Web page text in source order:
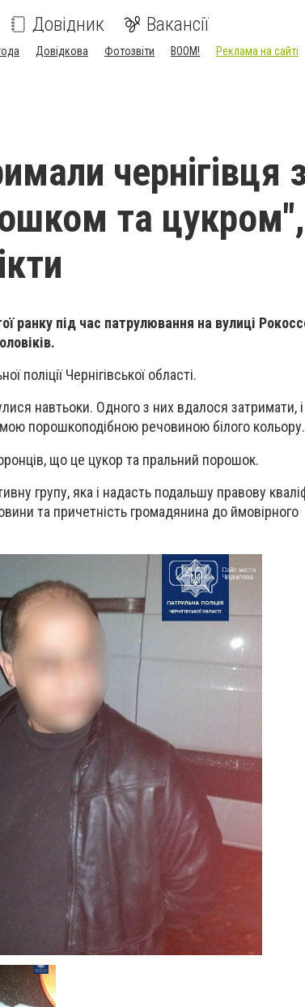
Довідник Вакансії
Довідкова Фотозвіти BOOM! Реклама на сайті
чернігівця
та цукром",
ранку під час патрулювання на вулиці
поліції Чернігівської області.
навтьоки. Одного з них вдалося затримати,
порошкоподібною речовиною білого кольору.
що це цукор та пральний порошок.
групу, яка і надасть подальшу правову
та причетність громадянина до ймовірного